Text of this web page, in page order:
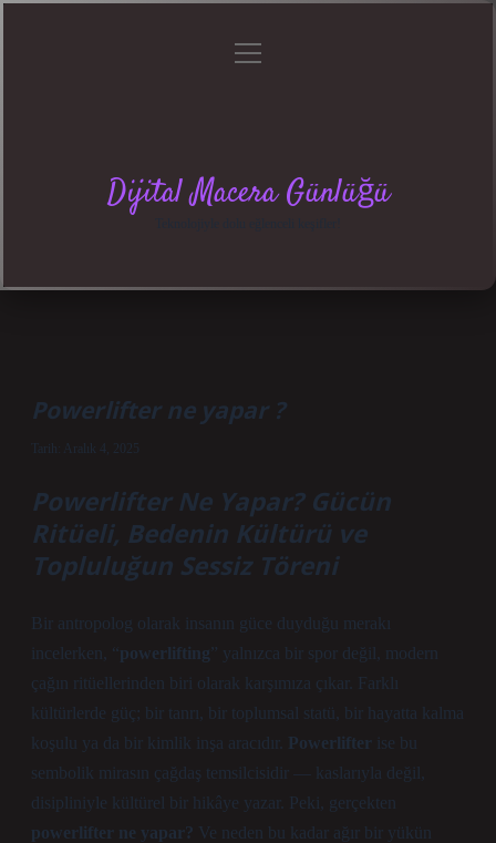
menüyü
Dijital Macera Günlüğü
Powerlifter ne yapar ?
Tarih: Aralık 4, 2025
Powerlifter Ne Yapar? Gücün
Ritüeli, Bedenin Kültürü ve
Topluluğun Sessiz Töreni
Bir antropolog olarak insanın güce duyduğu merakı
incelerken, “powerlifting” yalnızca bir spor değil, modern
çağın ritüellerinden biri olarak karşımıza çıkar. Farklı
kültürlerde güç; bir tanrı, bir toplumsal statü, bir hayatta kalma
koşulu ya da bir kimlik inşa aracıdır. Powerlifter ise bu
sembolik mirasın çağdaş temsilcisidir — kaslarıyla değil,
disipliniyle kültürel bir hikâye yazar. Peki, gerçekten
powerlifter ne yapar? Ve neden bu kadar ağır bir yükün